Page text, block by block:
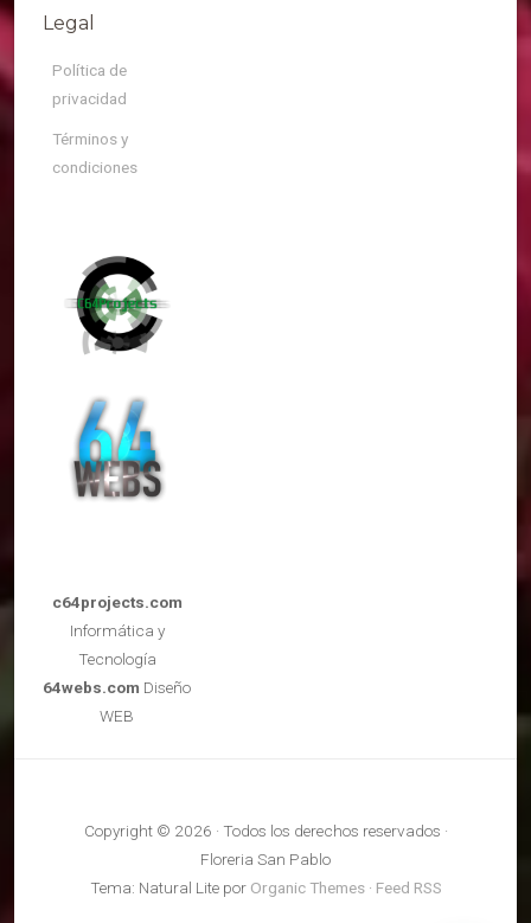
Legal
Política de
privacidad
Términos y
condiciones
c64projects.com
Informática y
Tecnología
64webs.com Diseño
WEB
Copyright © 2026 · Todos los derechos reservados ·
Floreria San Pablo
Tema: Natural Lite por Organic Themes· Feed RSS